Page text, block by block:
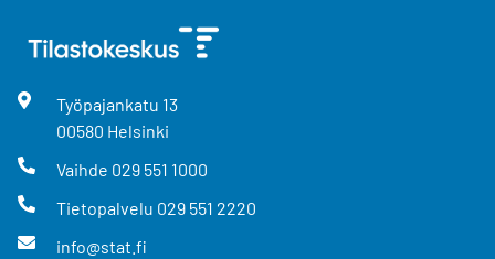
Työpajankatu 13
00580 Helsinki
Vaihde 029 551 1000
Tietopalvelu 029 551 2220
info@stat.fi